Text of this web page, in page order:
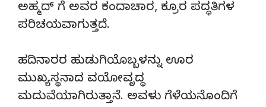
ಅಹ್ಮದ್ ಗೆ ಅವರ ಕಂದಾಚಾರ, ಕ್ರೂರ ಪದ್ಧತಿಗಳ
ಪರಿಚಯವಾಗುತ್ತದೆ.
ಹದಿನಾರರ ಹುಡುಗಿಯೊಬ್ಬಳನ್ನು ಊರ
ಮುಖ್ಯಸ್ಥನಾದ ವಯೋವೃದ್ಧ
ಮದುವೆಯಾಗಿರುತ್ತಾನೆ. ಅವಳು ಗೆಳೆಯನೊಂದಿಗೆ